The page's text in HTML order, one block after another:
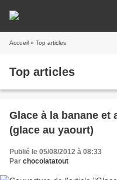
Accueil » Top articles
Top articles
Glace à la banane et
(glace au yaourt)
Publié le 05/08/2012 à 08:33
Par chocolatatout